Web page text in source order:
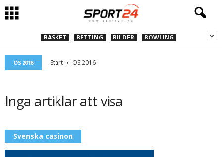
BASKET BETTING BILDER BOWLING
OS 2016 Start OS 2016
Inga artiklar att visa
Svenska casinon